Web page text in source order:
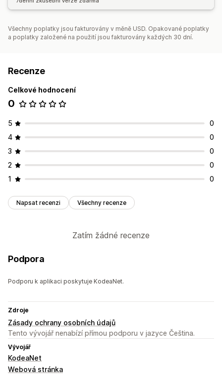
Všechny poplatky jsou fakturovány v měně USD. Opakované poplatky
a poplatky založené na použití jsou fakturovány každých 30 dní.
Recenze
Celkové hodnocení
0
5
0
4
0
3
0
2
0
1
0
Napsat recenzi Všechny recenze
Zatím žádné recenze
Podpora
Podporu k aplikaci poskytuje KodeaNet.
Zdroje
Zásady ochrany osobních údajů
Tento vývojář nenabízí přímou podporu v jazyce Čeština.
Vývojář
KodeaNet
Webová stránka